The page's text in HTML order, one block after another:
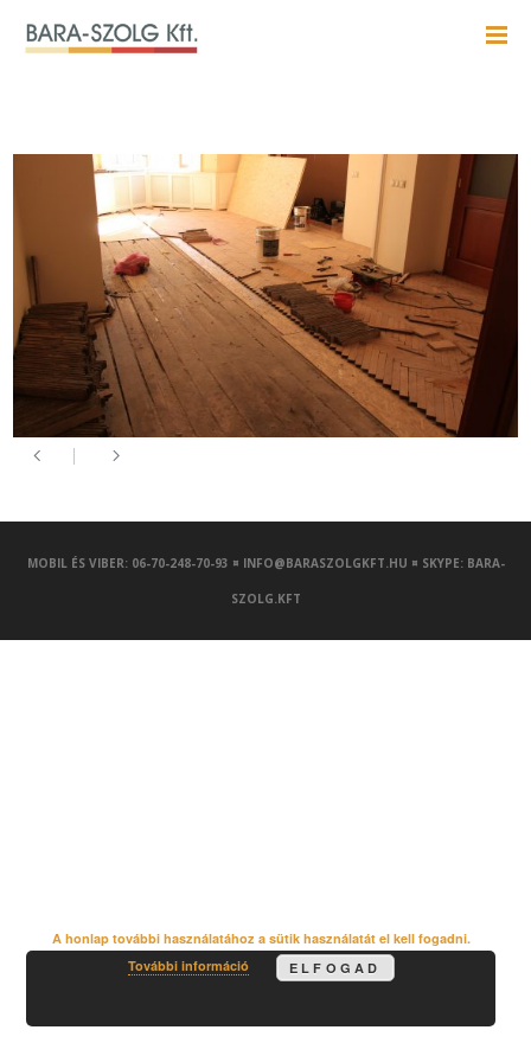
MOBIL ÉS VIBER: 06-70-248-70-93 ¤ INFO@BARASZOLGKFT.HU ¤ SKYPE: BARA-
SZOLG.KFT
A honlap további használatához a sütik használatát el kell fogadni.
További információ
ELFOGAD